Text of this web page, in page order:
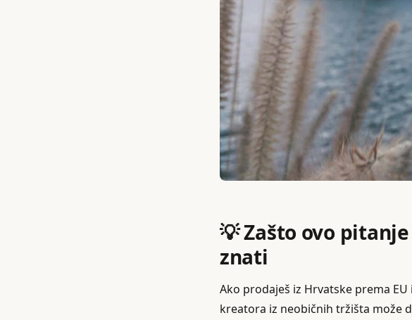
💡 Zašto ovo
znati
Ako prodaješ iz Hrvatske prema
kreatora iz neobičnih tržišta može